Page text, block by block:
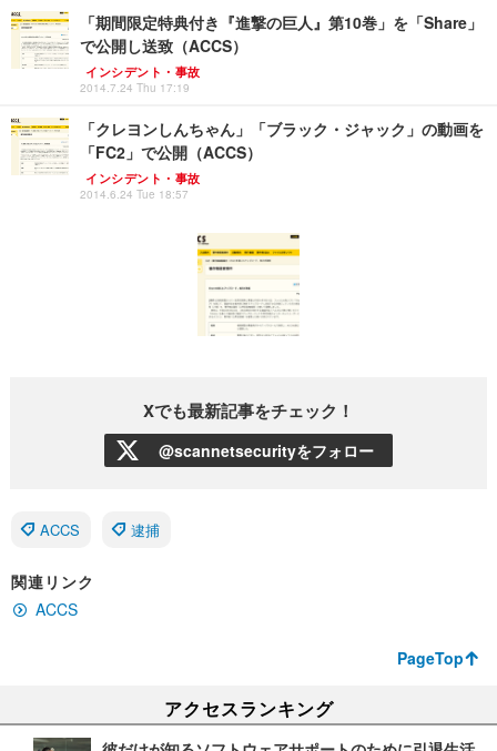
「期間限定特典付き『進撃の巨人』第10巻」を「Share」
で公開し送致（ACCS）
インシデント・事故
2014.7.24 Thu 17:19
「クレヨンしんちゃん」「ブラック・ジャック」の動画を
「FC2」で公開（ACCS）
インシデント・事故
2014.6.24 Tue 18:57
Xでも最新記事をチェック！
@scannetsecurityをフォロー
ACCS 逮捕
関連リンク
ACCS
PageTop
アクセスランキング